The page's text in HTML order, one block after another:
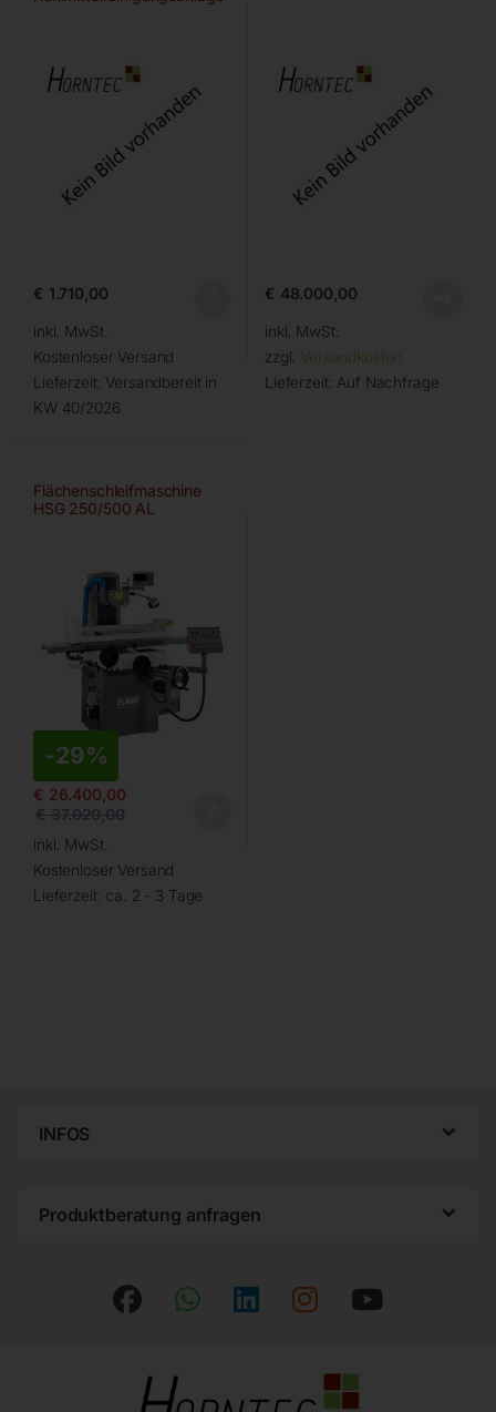
€ 1.710,00
inkl. MwSt.
Kostenloser Versand
Lieferzeit: Versandbereit in
KW 40/2026
€ 48.000,00
inkl. MwSt.
zzgl. Versandkosten
Lieferzeit: Auf Nachfrage
Flächenschleifmaschine
HSG 250/500 AL
-29%
€ 26.400,00
€37.020,00
inkl. MwSt.
Kostenloser Versand
Lieferzeit: ca. 2 - 3 Tage
INFOS
Produktberatung anfragen